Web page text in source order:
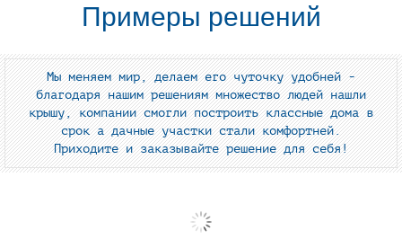
Примеры решений
Мы меняем мир, делаем его чуточку удобней -
благодаря нашим решениям множество людей нашли
крышу, компании смогли построить классные дома в
срок а дачные участки стали комфортней.
Приходите и заказывайте решение для себя!